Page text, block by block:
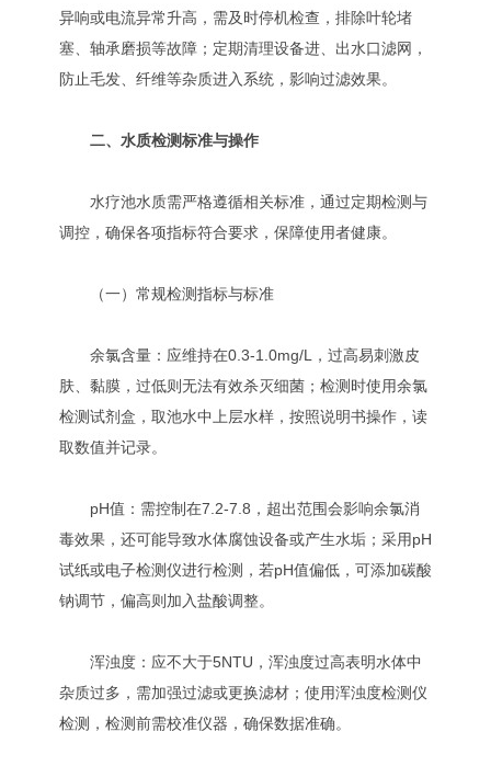
异响或电流异常升高，需及时停机检查，排除叶轮堵
塞、轴承磨损等故障；定期清理设备进、出水口滤网，
防止毛发、纤维等杂质进入系统，影响过滤效果。
二、水质检测标准与操作
水疗池水质需严格遵循相关标准，通过定期检测与
调控，确保各项指标符合要求，保障使用者健康。
（一）常规检测指标与标准
余氯含量：应维持在0.3-1.0mg/L，过高易刺激皮
肤、黏膜，过低则无法有效杀灭细菌；检测时使用余氯
检测试剂盒，取池水中上层水样，按照说明书操作，读
取数值并记录。
pH值：需控制在7.2-7.8，超出范围会影响余氯消
毒效果，还可能导致水体腐蚀设备或产生水垢；采用pH
试纸或电子检测仪进行检测，若pH值偏低，可添加碳酸
钠调节，偏高则加入盐酸调整。
浑浊度：应不大于5NTU，浑浊度过高表明水体中
杂质过多，需加强过滤或更换滤材；使用浑浊度检测仪
检测，检测前需校准仪器，确保数据准确。